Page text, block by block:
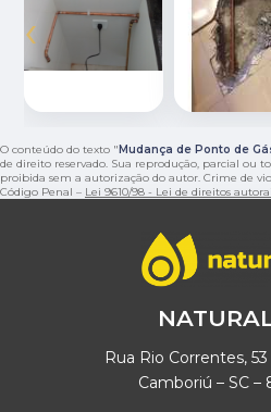
‹
O conteúdo do texto "Mudança de Ponto de
de direito reservado. Sua reprodução, parcial ou
proibida sem a autorização do autor. Crime de
Código Penal – Lei 9610/98 - Lei de direitos
Rua Rio Correntes,
Camboriú – SC –